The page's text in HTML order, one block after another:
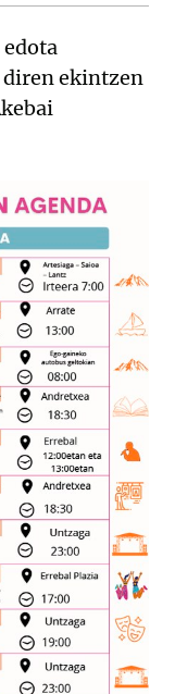
ekintzen